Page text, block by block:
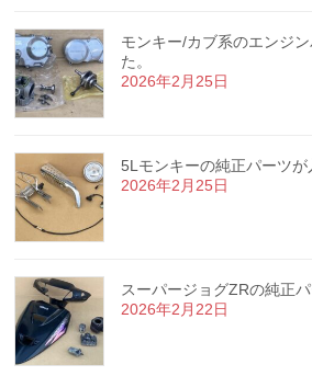
モンキー/カブ系のエンジ
た。
2026年2月25日
5Lモンキーの純正パーツが
2026年2月25日
スーパージョグZRの純正
2026年2月22日